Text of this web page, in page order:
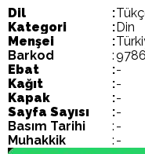
Dil :
Kategori
:Din
Menşei
:
Barkod
:
Ebat
:-
Kağıt
:-
Kapak
:-
Sayfa Sayısı
:-
Basım Tarihi
: -
Muhakkik
: -